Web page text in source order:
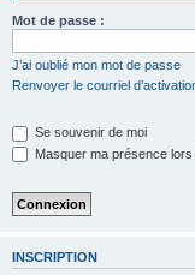
Mot de passe :
J’ai oublié mon mot de passe
Renvoyer le courriel
Se souvenir de moi
Masquer ma présence
INSCRIPTION